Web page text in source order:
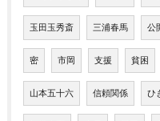
玉田玉秀斎 三浦春馬 公
密 市岡 支援 貧困
山本五十六 信頼関係 ひ